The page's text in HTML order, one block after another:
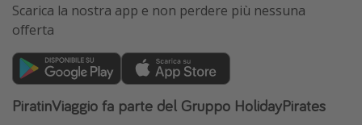
Scarica la nostra app e non perdere più nessuna
offerta
PiratinViaggio fa parte del Gruppo HolidayPirates